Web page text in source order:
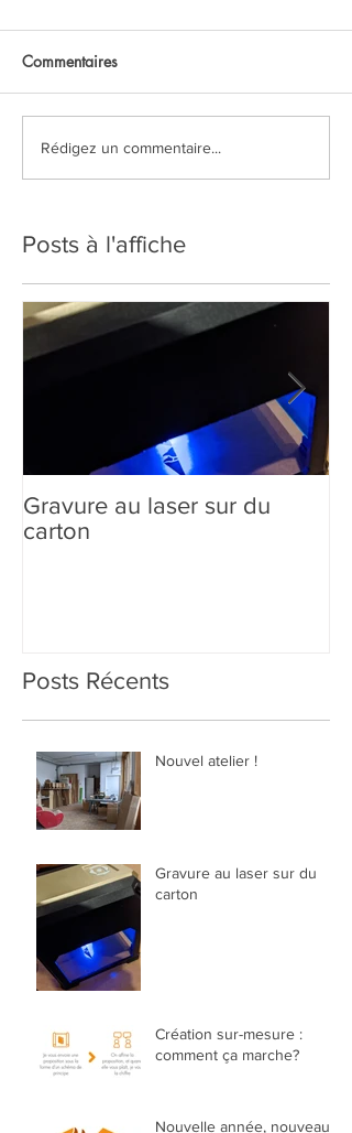
Commentaires
Rédigez un commentaire...
Posts à l'affiche
Gravure au laser sur du
carton
Posts Récents
Nouvel atelier !
Gravure au laser sur du
carton
Création sur-mesure :
comment ça marche?
Nouvelle année, nouveau